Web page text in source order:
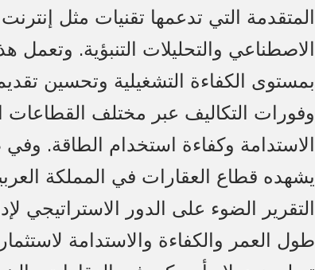
المتقدمة التي تدعمها تقنيات مثل إنترنت
الاصطناعي والتحليلات التنبؤية. وتعمل
بمستوى الكفاءة التشغيلية وتحسين
وفورات التكاليف عبر مختلف القطاعات
الاستدامة وكفاءة استخدام الطاقة.
يشهده قطاع العقارات في المملكة
التقرير الضوء على الدور الاستراتيجي